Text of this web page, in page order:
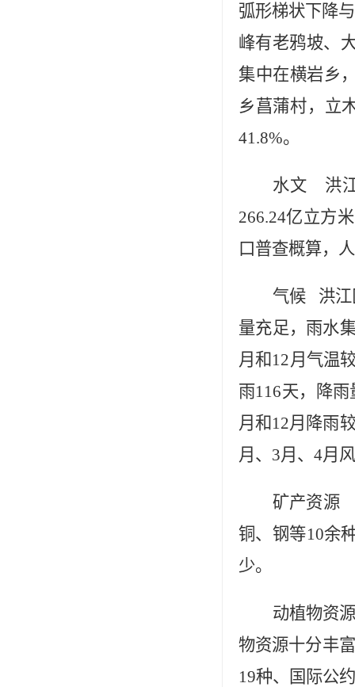
弧形梯状下降
峰有老鸦坡、
集中在横岩乡
乡菖蒲村，立
41.8%。
水文 洪
266.24亿立方
口普查概算，
气候洪江
量充足，雨水
月和12月气温
雨116天，降
月和12月降雨
月、3月、4月
矿产资源
铜、钢等10余
少。
动植物资
物资源十分丰
19种、国际公